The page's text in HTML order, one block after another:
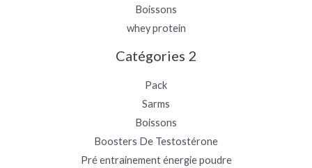
Boissons
whey protein
Catégories 2
Pack
Sarms
Boissons
Boosters De Testostérone
Pré entrainement énergie poudre